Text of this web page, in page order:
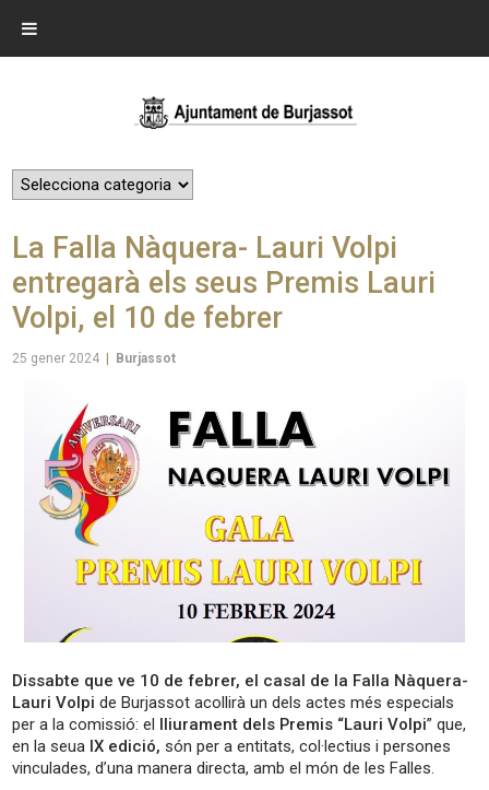
La Falla Nàquera- Lauri Volpi
entregarà els seus Premis Lauri
Volpi, el 10 de febrer
25 gener 2024 Burjassot
Dissabte que ve 10 de febrer, el casal de la Falla Nàquera-
Lauri Volpi de Burjassot acollirà un dels actes més especials
per a la comissió: el lliurament dels Premis “Lauri Volpi” que,
en la seua IX edició, són per a entitats, col·lectius i persones
vinculades, d’una manera directa, amb el món de les Falles.